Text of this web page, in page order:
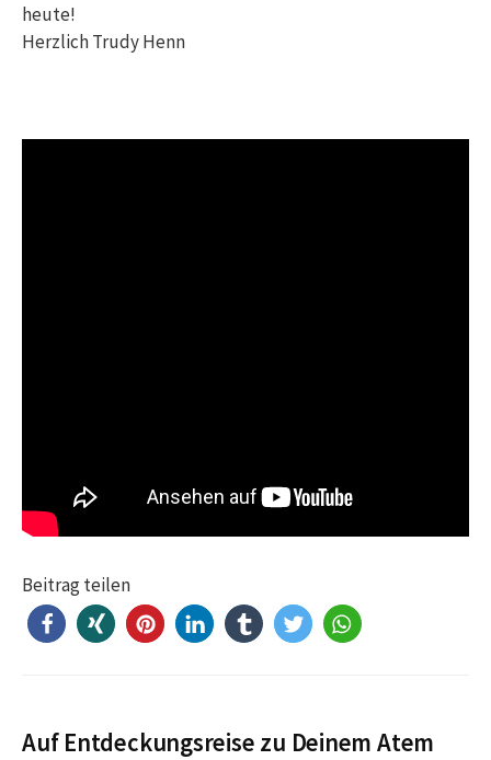
heute!
Herzlich Trudy Henn
Beitrag teilen
Auf Entdeckungsreise zu Deinem Atem